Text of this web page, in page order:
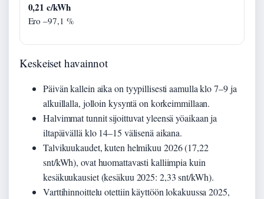
0,21 c/kWh
Ero –97,1 %
Keskeiset havainnot
Päivän kallein aika on tyypillisesti aamulla klo 7–9 ja
alkuillalla, jolloin kysyntä on korkeimmillaan.
Halvimmat tunnit sijoittuvat yleensä yöaikaan ja
iltapäivällä klo 14–15 välisenä aikana.
Talvikuukaudet, kuten helmikuu 2026 (17,22
snt/kWh), ovat huomattavasti kalliimpia kuin
kesäkuukausiet (kesäkuu 2025: 2,33 snt/kWh).
Varttihinnoittelu otettiin käyttöön lokakuussa 2025,